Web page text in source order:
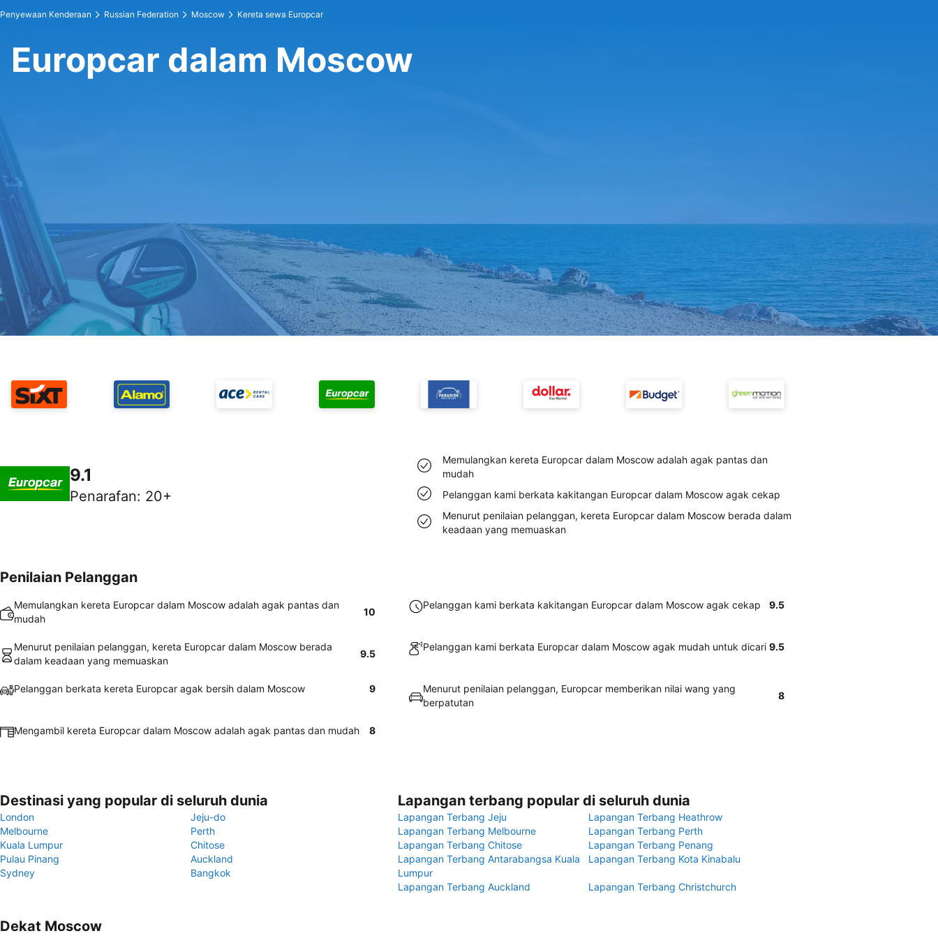
Penyewaan Kenderaan Russian Federation Moscow Kereta sewa Europcar
Europcar dalam Moscow
9.1
Penarafan: 20+
Memulangkan kereta Europcar dalam Moscow adalah agak pantas dan
mudah
Pelanggan kami berkata kakitangan Europcar dalam Moscow agak cekap
Menurut penilaian pelanggan, kereta Europcar dalam Moscow berada dalam
keadaan yang memuaskan
Penilaian Pelanggan
Memulangkan kereta Europcar dalam Moscow adalah agak pantas dan
mudah
10
Pelanggan kami berkata kakitangan Europcar dalam Moscow agak cekap 9.5
Menurut penilaian pelanggan, kereta Europcar dalam Moscow berada
dalam keadaan yang memuaskan
9.5
Pelanggan kami berkata Europcar dalam Moscow agak mudah untuk dicari 9.5
Pelanggan berkata kereta Europcar agak bersih dalam Moscow 9
Menurut penilaian pelanggan, Europcar memberikan nilai wang yang
berpatutan
8
Mengambil kereta Europcar dalam Moscow adalah agak pantas dan mudah 8
Destinasi yang popular di seluruh dunia
London
Jeju-do
Melbourne
Perth
Kuala Lumpur
Chitose
Pulau Pinang
Auckland
Sydney
Bangkok
Lapangan terbang popular di seluruh dunia
Lapangan Terbang Jeju
Lapangan Terbang Heathrow
Lapangan Terbang Melbourne
Lapangan Terbang Perth
Lapangan Terbang Chitose
Lapangan Terbang Penang
Lapangan Terbang Antarabangsa Kuala
Lumpur
Lapangan Terbang Kota Kinabalu
Lapangan Terbang Auckland Lapangan Terbang Christchurch
Dekat Moscow